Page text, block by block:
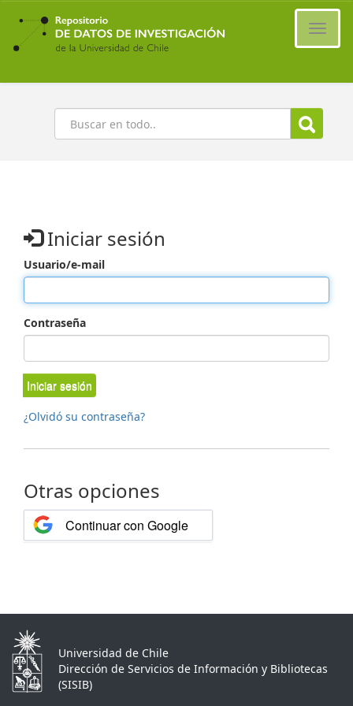
Ir
contenido
principal
Buscar
Iniciar sesión
Usuario/e-mail
Contraseña
Iniciar sesión
¿Olvidó su contraseña?
Otras opciones
Continuar con Google
Universidad de Chile
Dirección de Servicios de Información y Bibliotecas
(SISIB)